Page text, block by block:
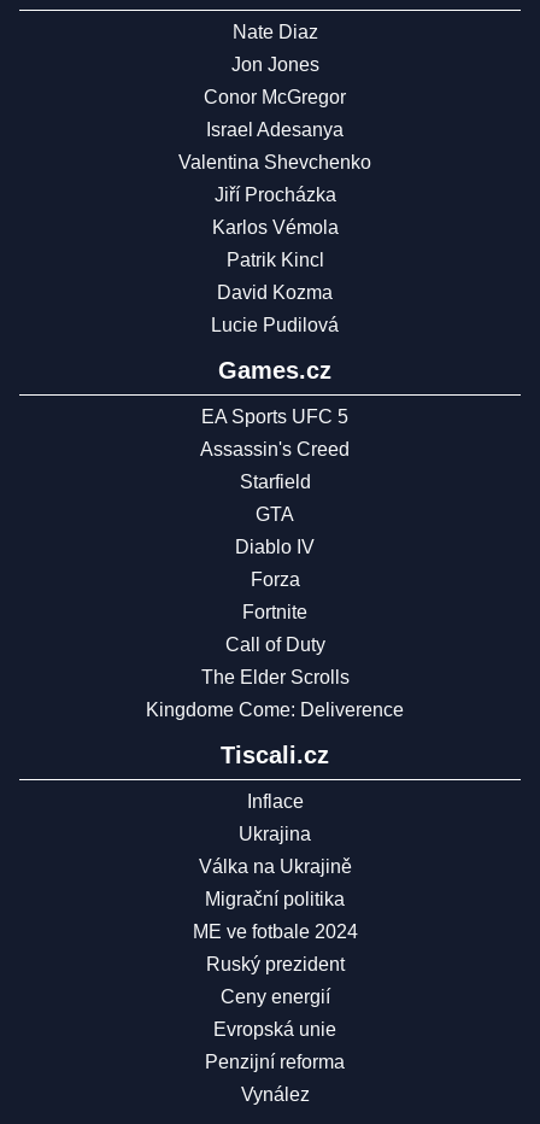
Nate Diaz
Jon Jones
Conor McGregor
Israel Adesanya
Valentina Shevchenko
Jiří Procházka
Karlos Vémola
Patrik Kincl
David Kozma
Lucie Pudilová
Games.cz
EA Sports UFC 5
Assassin's Creed
Starfield
GTA
Diablo IV
Forza
Fortnite
Call of Duty
The Elder Scrolls
Kingdome Come: Deliverence
Tiscali.cz
Inflace
Ukrajina
Válka na Ukrajině
Migrační politika
ME ve fotbale 2024
Ruský prezident
Ceny energií
Evropská unie
Penzijní reforma
Vynález